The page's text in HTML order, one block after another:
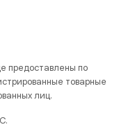
предоставлены по
товарные
лиц.